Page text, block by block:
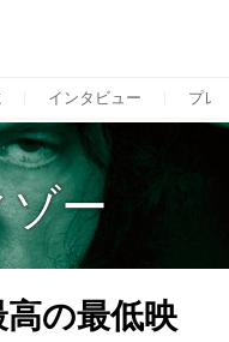
インタビュー プレ
ゾー
の最低映